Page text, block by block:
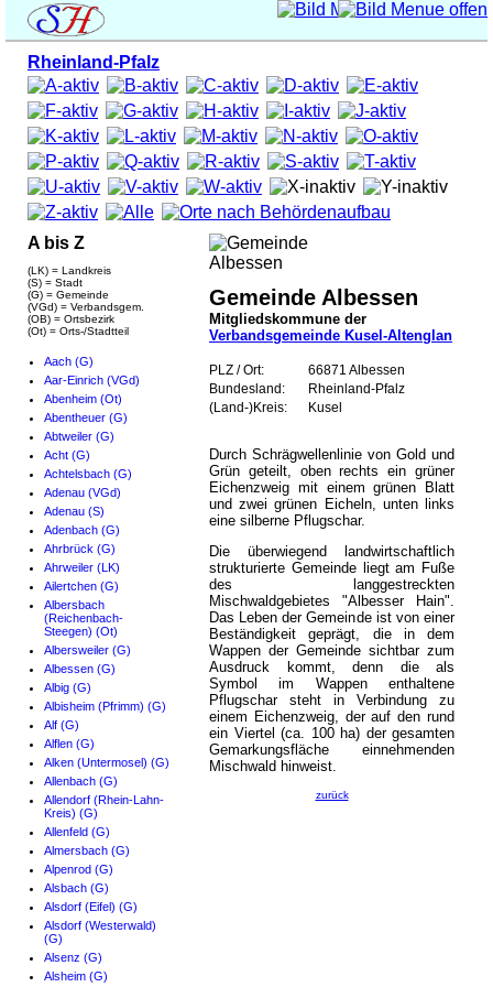
Rheinland-Pfalz
A bis Z
(LK) = Landkreis
(S) = Stadt
(G) = Gemeinde
(VGd) = Verbandsgem.
(OB) = Ortsbezirk
(Ot) = Orts-/Stadtteil
Aach (G)
Aar-Einrich (VGd)
Abenheim (Ot)
Abentheuer (G)
Abtweiler (G)
Acht (G)
Achtelsbach (G)
Adenau (VGd)
Adenau (S)
Adenbach (G)
Ahrbrück (G)
Ahrweiler (LK)
Ailertchen (G)
Albersbach
(Reichenbach-
Steegen) (Ot)
Albersweiler (G)
Albessen (G)
Albig (G)
Albisheim (Pfrimm) (G)
Alf (G)
Alflen (G)
Alken (Untermosel) (G)
Allenbach (G)
Allendorf (Rhein-Lahn-
Kreis) (G)
Allenfeld (G)
Almersbach (G)
Alpenrod (G)
Alsbach (G)
Alsdorf (Eifel) (G)
Alsdorf (Westerwald)
(G)
Alsenz (G)
Alsheim (G)
Gemeinde Albessen
Mitgliedskommune der
Verbandsgemeinde Kusel-Altenglan
PLZ / Ort:
66871 Albessen
Bundesland:
Rheinland-Pfalz
(Land-)Kreis:
Kusel
Durch Schrägwellenlinie von Gold und
Grün geteilt, oben rechts ein grüner
Eichenzweig mit einem grünen Blatt
und zwei grünen Eicheln, unten links
eine silberne Pflugschar.
Die überwiegend landwirtschaftlich
strukturierte Gemeinde liegt am Fuße
des langgestreckten
Mischwaldgebietes "Albesser Hain".
Das Leben der Gemeinde ist von einer
Beständigkeit geprägt, die in dem
Wappen der Gemeinde sichtbar zum
Ausdruck kommt, denn die als
Symbol im Wappen enthaltene
Pflugschar steht in Verbindung zu
einem Eichenzweig, der auf den rund
ein Viertel (ca. 100 ha) der gesamten
Gemarkungsfläche einnehmenden
Mischwald hinweist.
zurück